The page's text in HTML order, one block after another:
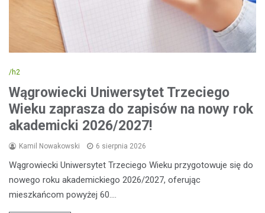
/h2
Wągrowiecki Uniwersytet Trzeciego
Wieku zaprasza do zapisów na nowy rok
akademicki 2026/2027!
Kamil Nowakowski 6 sierpnia 2026
Wągrowiecki Uniwersytet Trzeciego Wieku przygotowuje się do
nowego roku akademickiego 2026/2027, oferując
mieszkańcom powyżej 60.…